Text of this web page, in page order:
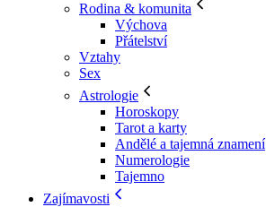
Rodina & komunita
Výchova
Přátelství
Vztahy
Sex
Astrologie
Horoskopy
Tarot a karty
Andělé a tajemná znamení
Numerologie
Tajemno
Zajímavosti